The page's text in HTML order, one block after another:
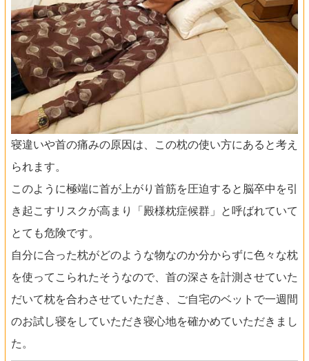
寝違いや首の痛みの原因は、この枕の使い方にあると考え
られます。
このように極端に首が上がり首筋を圧迫すると脳卒中を引
き起こすリスクが高まり「殿様枕症候群」と呼ばれていて
とても危険です。
自分に合った枕がどのような物なのか分からずに色々な枕
を使ってこられたそうなので、首の深さを計測させていた
だいて枕を合わさせていただき、ご自宅のベットで一週間
のお試し寝をしていただき寝心地を確かめていただきまし
た。